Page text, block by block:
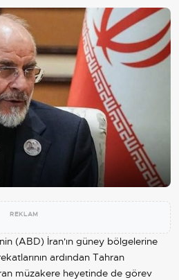
REKLAM
(ABD) İran'ın güney bölgelerine
ardından Tahran
müzakere heyetinde de görev